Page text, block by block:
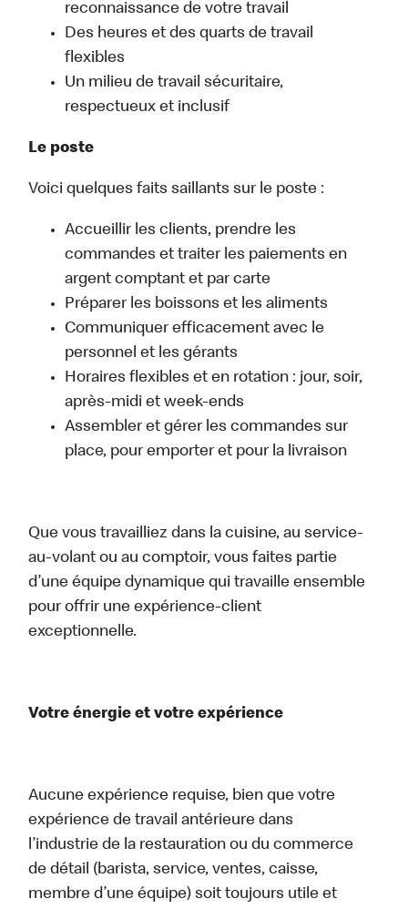
reconnaissance de votre travail
Des heures et des quarts de travail
flexibles
Un milieu de travail sécuritaire,
respectueux et inclusif
Le poste
Voici quelques faits saillants sur le poste :
Accueillir les clients, prendre les
commandes et traiter les paiements en
argent comptant et par carte
Préparer les boissons et les aliments
Communiquer efficacement avec le
personnel et les gérants
Horaires flexibles et en rotation : jour, soir,
après-midi et week-ends
Assembler et gérer les commandes sur
place, pour emporter et pour la livraison
Que vous travailliez dans la cuisine, au service-
au-volant ou au comptoir, vous faites partie
d’une équipe dynamique qui travaille ensemble
pour offrir une expérience-client
exceptionnelle.
Votre énergie et votre expérience
Aucune expérience requise, bien que votre
expérience de travail antérieure dans
l’industrie de la restauration ou du commerce
de détail (barista, service, ventes, caisse,
membre d’une équipe) soit toujours utile et